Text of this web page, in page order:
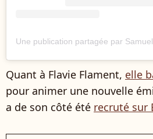
Quant à Flavie Flament, elle
pour animer une nouvelle
a de son côté été recruté sur